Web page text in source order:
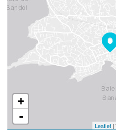
+
-
Leaflet |